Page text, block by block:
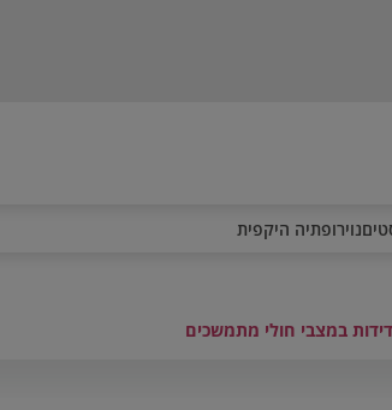
נוירופתיה היקפית
במצבי חולי מתמשכים